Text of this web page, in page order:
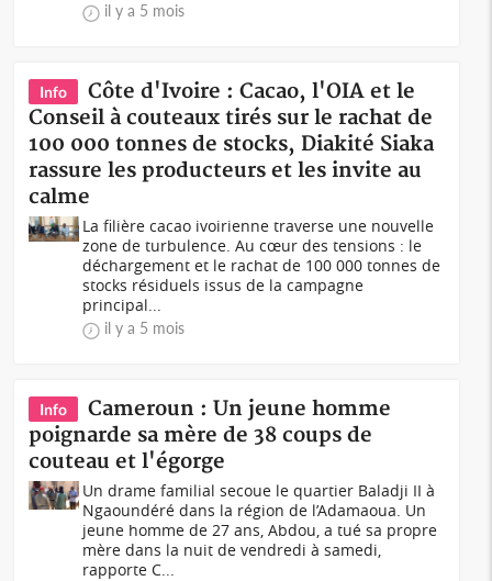
il y a 5 mois
Info
Côte d'Ivoire : Cacao, l'OIA et le
Conseil à couteaux tirés sur le rachat de
100 000 tonnes de stocks, Diakité Siaka
rassure les producteurs et les invite au
calme
La filière cacao ivoirienne traverse une nouvelle
zone de turbulence. Au cœur des tensions : le
déchargement et le rachat de 100 000 tonnes de
stocks résiduels issus de la campagne
principal...
il y a 5 mois
Info
Cameroun : Un jeune homme
poignarde sa mère de 38 coups de
couteau et l'égorge
Un drame familial secoue le quartier Baladji II à
Ngaoundéré dans la région de l’Adamaoua. Un
jeune homme de 27 ans, Abdou, a tué sa propre
mère dans la nuit de vendredi à samedi,
rapporte C...